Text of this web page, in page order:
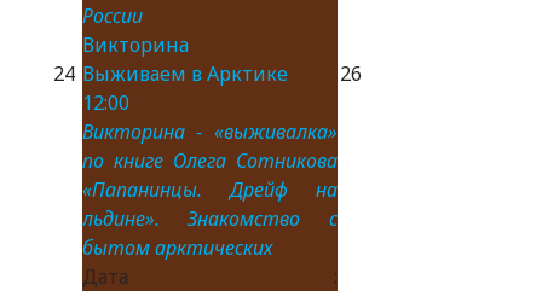
24
России
Викторина
Выживаем в Арктике
12:00
Викторина - «выживалка»
по книге Олега Сотникова
«Папанинцы. Дрейф на
льдине». Знакомство с
бытом арктических
Дата :
26